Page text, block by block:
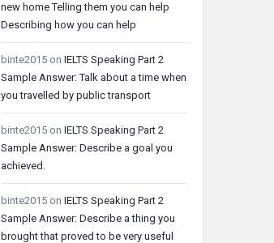
new home Telling them you can help
Describing how you can help
binte2015 on IELTS Speaking Part 2
Sample Answer: Talk about a time when
you travelled by public transport
binte2015 on IELTS Speaking Part 2
Sample Answer: Describe a goal you
achieved.
binte2015 on IELTS Speaking Part 2
Sample Answer: Describe a thing you
brought that proved to be very useful